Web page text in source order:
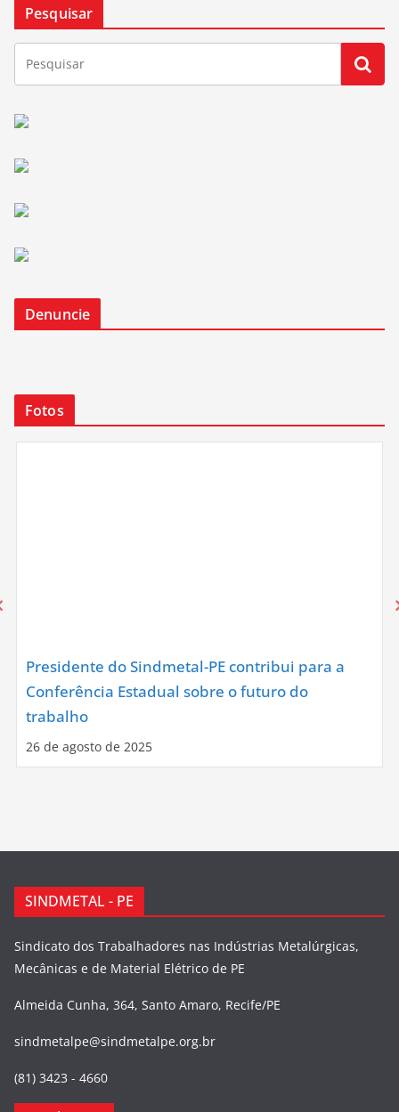
Pesquisar
Denuncie
Fotos
Presidente do Sindmetal-PE contribui para a
Conferência Estadual sobre o futuro do
trabalho
26 de agosto de 2025
SINDMETAL - PE
Sindicato dos Trabalhadores nas Indústrias Metalúrgicas,
Mecânicas e de Material Elétrico de PE
Almeida Cunha, 364, Santo Amaro, Recife/PE
sindmetalpe@sindmetalpe.org.br
(81) 3423 - 4660